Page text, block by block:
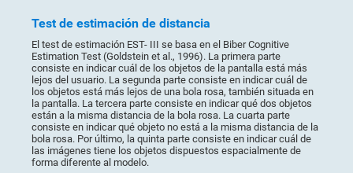
Test de estimación de distancia
El test de estimación EST- III se basa en el Biber Cognitive
Estimation Test (Goldstein et al., 1996). La primera parte
consiste en indicar cuál de los objetos de la pantalla está más
lejos del usuario. La segunda parte consiste en indicar cuál de
los objetos está más lejos de una bola rosa, también situada en
la pantalla. La tercera parte consiste en indicar qué dos objetos
están a la misma distancia de la bola rosa. La cuarta parte
consiste en indicar qué objeto no está a la misma distancia de la
bola rosa. Por último, la quinta parte consiste en indicar cuál de
las imágenes tiene los objetos dispuestos espacialmente de
forma diferente al modelo.